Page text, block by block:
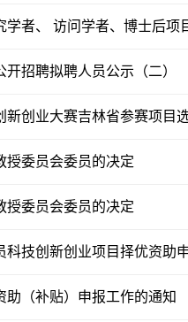
学者、 访问学者、博士后项
招聘拟聘人员公示（二）
新创业大赛吉林省参赛项目
授委员会委员的决定
授委员会委员的决定
科技创新创业项目择优资助
助（补贴）申报工作的通知